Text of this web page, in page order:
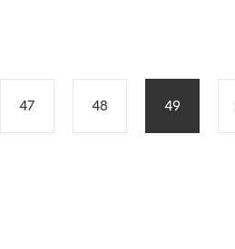
47 48 49